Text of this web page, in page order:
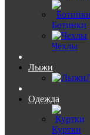
Ботинки
Чехлы
Лыжи
Одежда
Куртки